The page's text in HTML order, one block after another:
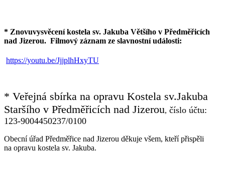
* Znovuvysvěcení kostela sv. Jakuba Většího v Předměřicích
nad Jizerou. Filmový záznam ze slavnostní události:
https://youtu.be/JjjplhHxyTU
* Veřejná sbírka na opravu Kostela sv.Jakuba
Staršího v Předměřicích nad Jizerou, číslo účtu:
123-9004450237/0100
Obecní úřad Předměřice nad Jizerou děkuje všem, kteří přispěli
na opravu kostela sv. Jakuba.